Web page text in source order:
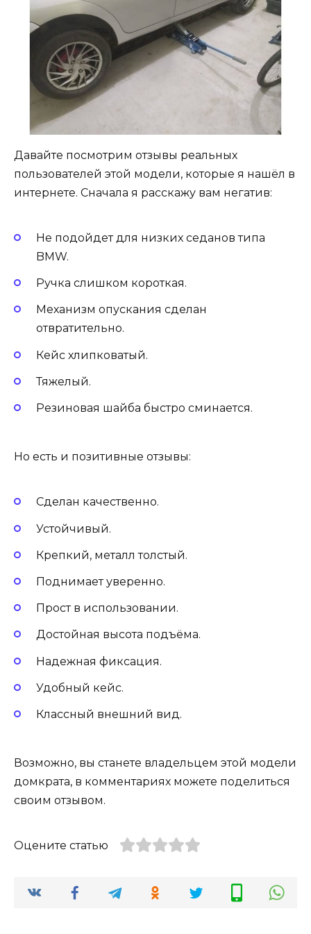
Давайте посмотрим отзывы реальных
пользователей этой модели, которые я нашёл в
интернете. Сначала я расскажу вам негатив:
Не подойдет для низких седанов типа
BMW.
Ручка слишком короткая.
Механизм опускания сделан
отвратительно.
Кейс хлипковатый.
Тяжелый.
Резиновая шайба быстро сминается.
Но есть и позитивные отзывы:
Сделан качественно.
Устойчивый.
Крепкий, металл толстый.
Поднимает уверенно.
Прост в использовании.
Достойная высота подъёма.
Надежная фиксация.
Удобный кейс.
Классный внешний вид.
Возможно, вы станете владельцем этой модели
домкрата, в комментариях можете поделиться
своим отзывом.
Оцените статью